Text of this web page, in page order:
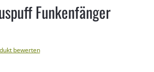
Funkenfänger
bewerten